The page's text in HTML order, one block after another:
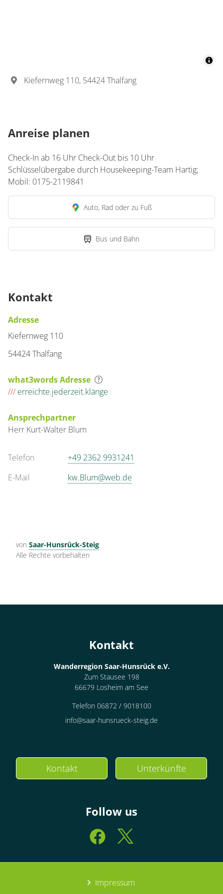
Kiefernweg 110, 54424 Thalfang
Anreise planen
Check-In ab 16 Uhr Check-Out bis 10 Uhr
Schlüsselübergabe durch Housekeeping-Team Hartig;
Mobil: 0175-2119841
Auto, Rad oder zu Fuß
Bus und Bahn
Kontakt
Adresse
Kiefernweg 110
54424 Thalfang
what3words Adresse
/// erreichte.jederzeit.klänge
Ansprechpartner
Herr Kurt-Walter Blum
Telefon
+49 2362 9931241
E-Mail
kw.Blum@web.de
von Saar-Hunsrück-Steig
Alle Rechte vorbehalten
Kontakt
Wanderregion Saar-Hunsrück e.V.
Zum Stausee 198
66679 Losheim am See
Telefon 06872 / 9018100
info@saar-hunsrueck-steig.de
Kontakt Unterkünfte
Follow us
Impressum